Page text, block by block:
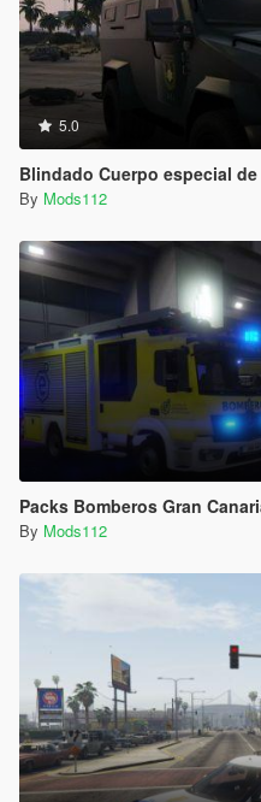
5.0
Blindado Cuerpo especial
By Mods112
Packs Bomberos Gran
By Mods112